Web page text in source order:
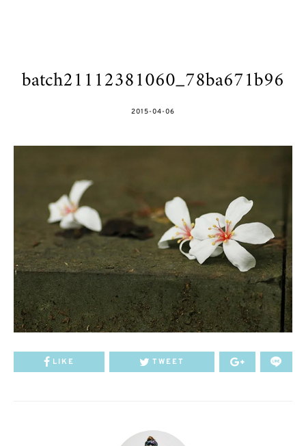
batch21112381060_78ba671b96
POSTED
2015-04-06
LIKE TWEET